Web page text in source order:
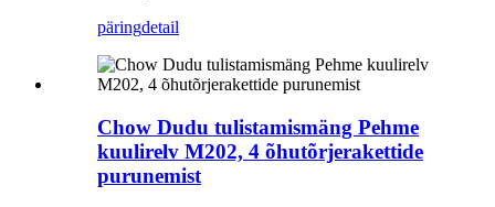
päringdetail
Chow Dudu tulistamismäng Pehme
kuulirelv M202, 4 õhutõrjerakettide
purunemist